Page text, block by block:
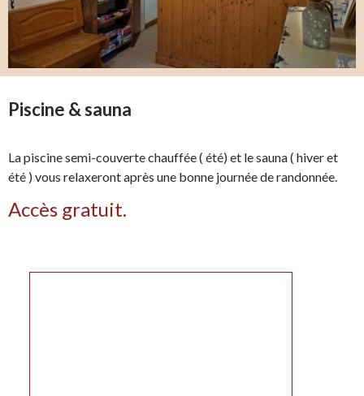
Piscine & sauna
La piscine semi-couverte chauffée ( été) et le sauna ( hiver et
été ) vous relaxeront après une bonne journée de randonnée.
Accès gratuit.